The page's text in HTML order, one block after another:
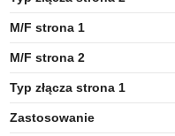
M/F strona 1
M/F strona 2
Typ złącza strona 1
Zastosowanie